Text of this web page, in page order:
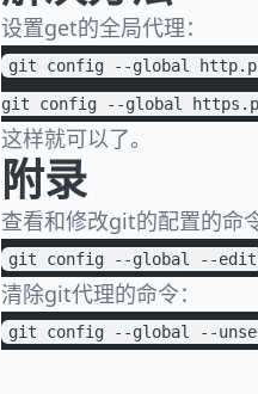
设置get的全局代理：
git config --global
git config --global
这样就可以了。
附录
查看和修改git的配置的命令
git config --global --edit
清除git代理的命令：
git config --global --